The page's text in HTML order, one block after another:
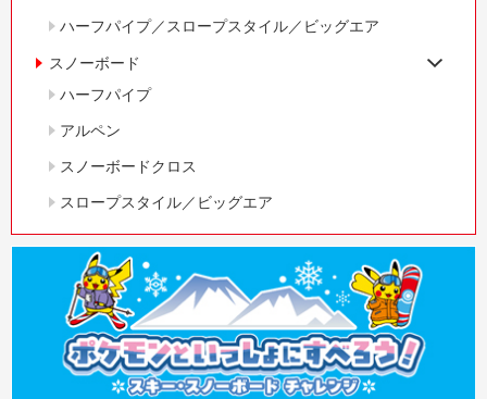
ハーフパイプ／スロープスタイル／ビッグエア
スノーボード
ハーフパイプ
アルペン
スノーボードクロス
スロープスタイル／ビッグエア